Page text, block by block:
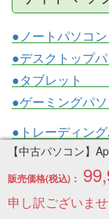
【中古パソコン】
販売価格(税込)：
申し訳ございま
●ノートパソコン
●デスクトップ
●タブレット
●ゲーミングパ
●トレーディン
・新品トレーデ
・新品トレーデ
・新品トレーデ